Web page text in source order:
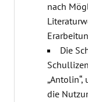
nach
Die
die